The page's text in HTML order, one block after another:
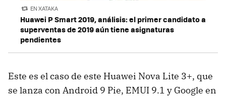
EN XATAKA
Huawei P Smart 2019, análisis: el primer candidato a
superventas de 2019 aún tiene asignaturas
pendientes
Este es el caso de este Huawei Nova Lite 3+, que
se lanza con Android 9 Pie, EMUI 9.1 y Google en